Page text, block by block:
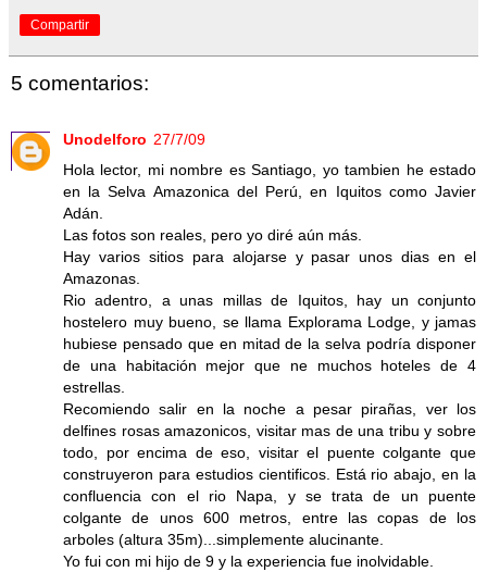
Compartir
5 comentarios:
Unodelforo 27/7/09
Hola lector, mi nombre es Santiago, yo tambien he estado
en la Selva Amazonica del Perú, en Iquitos como Javier
Adán.
Las fotos son reales, pero yo diré aún más.
Hay varios sitios para alojarse y pasar unos dias en el
Amazonas.
Rio adentro, a unas millas de Iquitos, hay un conjunto
hostelero muy bueno, se llama Explorama Lodge, y jamas
hubiese pensado que en mitad de la selva podría disponer
de una habitación mejor que ne muchos hoteles de 4
estrellas.
Recomiendo salir en la noche a pesar pirañas, ver los
delfines rosas amazonicos, visitar mas de una tribu y sobre
todo, por encima de eso, visitar el puente colgante que
construyeron para estudios cientificos. Está rio abajo, en la
confluencia con el rio Napa, y se trata de un puente
colgante de unos 600 metros, entre las copas de los
arboles (altura 35m)...simplemente alucinante.
Yo fui con mi hijo de 9 y la experiencia fue inolvidable.